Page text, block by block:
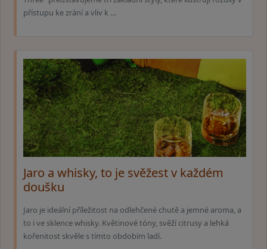
přístupu ke zrání a vliv k …
Jaro a whisky, to je svěžest v každém
doušku
Jaro je ideální příležitost na odlehčené chutě a jemné aroma, a
to i ve sklence whisky. Květinové tóny, svěží citrusy a lehká
kořenitost skvěle s tímto obdobím ladí.